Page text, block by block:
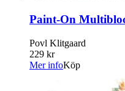
Paint-On
Povl Klitgaard
229 kr
Mer infoKöp